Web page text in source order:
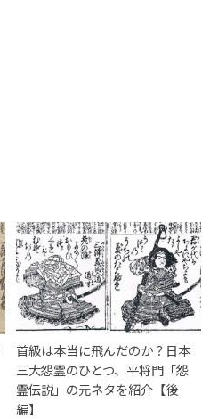
首級は本当に飛んだのか？日本
三大怨霊のひとつ、平将門「怨
霊伝説」の元ネタを紹介【後
編】